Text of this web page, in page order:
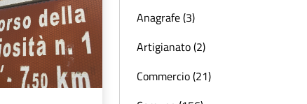
Anagrafe (3)
Artigianato (2)
Commercio (21)